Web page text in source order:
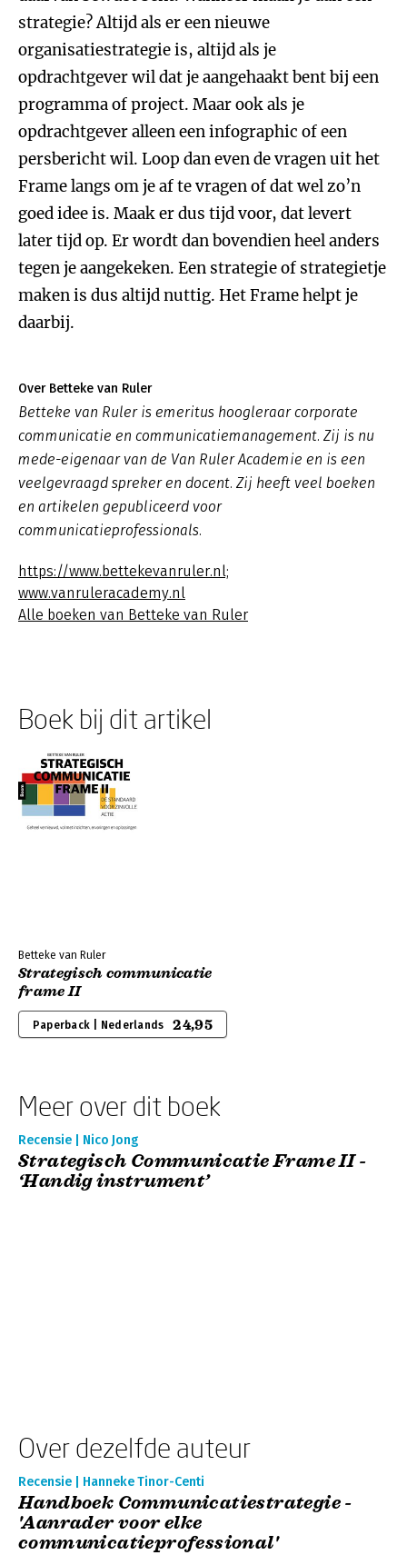
strategie? Altijd als er een nieuwe
organisatiestrategie is, altijd als je
opdrachtgever wil dat je aangehaakt bent bij een
programma of project. Maar ook als je
opdrachtgever alleen een infographic of een
persbericht wil. Loop dan even de vragen uit het
Frame langs om je af te vragen of dat wel zo’n
goed idee is. Maak er dus tijd voor, dat levert
later tijd op. Er wordt dan bovendien heel anders
tegen je aangekeken. Een strategie of strategietje
maken is dus altijd nuttig. Het Frame helpt je
daarbij.
Over Betteke van Ruler
Betteke van Ruler is emeritus hoogleraar corporate
communicatie en communicatiemanagement. Zij is nu
mede-eigenaar van de Van Ruler Academie en is een
veelgevraagd spreker en docent. Zij heeft veel boeken
en artikelen gepubliceerd voor
communicatieprofessionals.
https://www.bettekevanruler.nl;
www.vanruleracademy.nl
Alle boeken van Betteke van Ruler
Boek bij dit artikel
Betteke van Ruler
Strategisch communicatie
frame II
Paperback | Nederlands 24,95
Meer over dit boek
Recensie | Nico Jong
Strategisch Communicatie Frame II -
‘Handig instrument’
Over dezelfde auteur
Recensie | Hanneke Tinor-Centi
Handboek Communicatiestrategie -
'Aanrader voor elke
communicatieprofessional'